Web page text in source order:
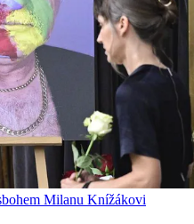
Milanu Knížákovi